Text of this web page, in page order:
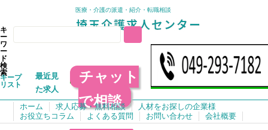
医療・介護の派遣・紹介・転職相談
キ
ー
ワ
ー
ド
検
索
キープ
リスト
最近見
た求人
チャット
で相談
ホーム 求人応募・無料相談
人材をお探しの企業様
お役立ちコラム
よくある質問 お問い合わせ 会社概要